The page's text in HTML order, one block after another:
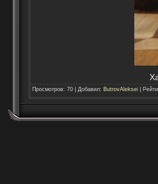
Просмотров: 70| Добавил: ButrovAleksei